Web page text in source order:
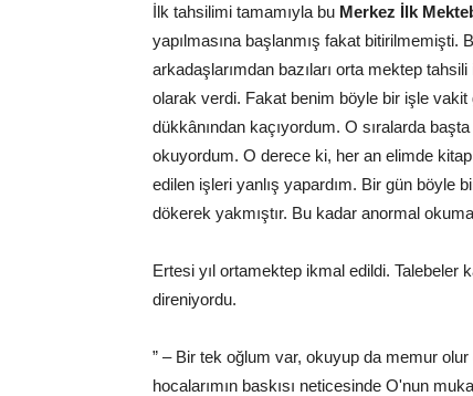
İlk tahsilimi tamamıyla bu Merkez İlk
yapılmasına başlanmış fakat
arkadaşlarımdan bazıları orta mektep
olarak verdi. Fakat benim böyle bir işle
dükkânından kaçıyordum. O sıralarda başta
okuyordum. O derece ki, her an elimde
edilen işleri yanlış yapardım. Bir gün böyle
dökerek yakmıştır. Bu kadar anormal
Ertesi yıl ortamektep ikmal edildi. Talebeler
direniyordu.
” – Bir tek oğlum var, okuyup da memur
hocalarımın baskısı neticesinde O'nun